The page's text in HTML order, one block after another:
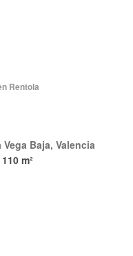
Rentola
Baja, Valencia
110 m²